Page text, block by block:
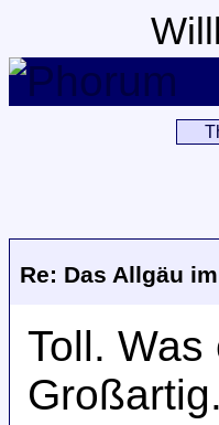
Re: Das Allgäu
Toll.
Großartig.